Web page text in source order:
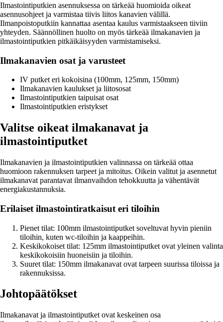
Ilmastointiputkien asennuksessa on tärkeää huomioida oikeat
asennusohjeet ja varmistaa tiivis liitos kanavien välillä.
Ilmanpoistoputkiin kannattaa asentaa kaulus varmistaakseen tiiviin
yhteyden. Säännöllinen huolto on myös tärkeää ilmakanavien ja
ilmastointiputkien pitkäikäisyyden varmistamiseksi.
Ilmakanavien osat ja varusteet
IV putket eri kokoisina (100mm, 125mm, 150mm)
Ilmakanavien kaulukset ja liitososat
Ilmastointiputkien taipuisat osat
Ilmastointiputkien eristykset
Valitse oikeat ilmakanavat ja
ilmastointiputket
Ilmakanavien ja ilmastointiputkien valinnassa on tärkeää ottaa
huomioon rakennuksen tarpeet ja mitoitus. Oikein valitut ja asennetut
ilmakanavat parantavat ilmanvaihdon tehokkuutta ja vähentävät
energiakustannuksia.
Erilaiset ilmastointiratkaisut eri tiloihin
Pienet tilat: 100mm ilmastointiputket soveltuvat hyvin pieniin
tiloihin, kuten wc-tiloihin ja kaappeihin.
Keskikokoiset tilat: 125mm ilmastointiputket ovat yleinen valinta
keskikokoisiin huoneisiin ja tiloihin.
Suuret tilat: 150mm ilmakanavat ovat tarpeen suurissa tiloissa ja
rakennuksissa.
Johtopäätökset
Ilmakanavat ja ilmastointiputket ovat keskeinen osa